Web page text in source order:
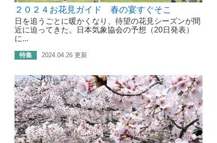
２０２４お花見ガイド 春の宴すぐそこ
日を追うごとに暖かくなり、待望の花見シーズンが間
近に迫ってきた。日本気象協会の予想（20日発表）
に...
特集 2024.04.26 更新